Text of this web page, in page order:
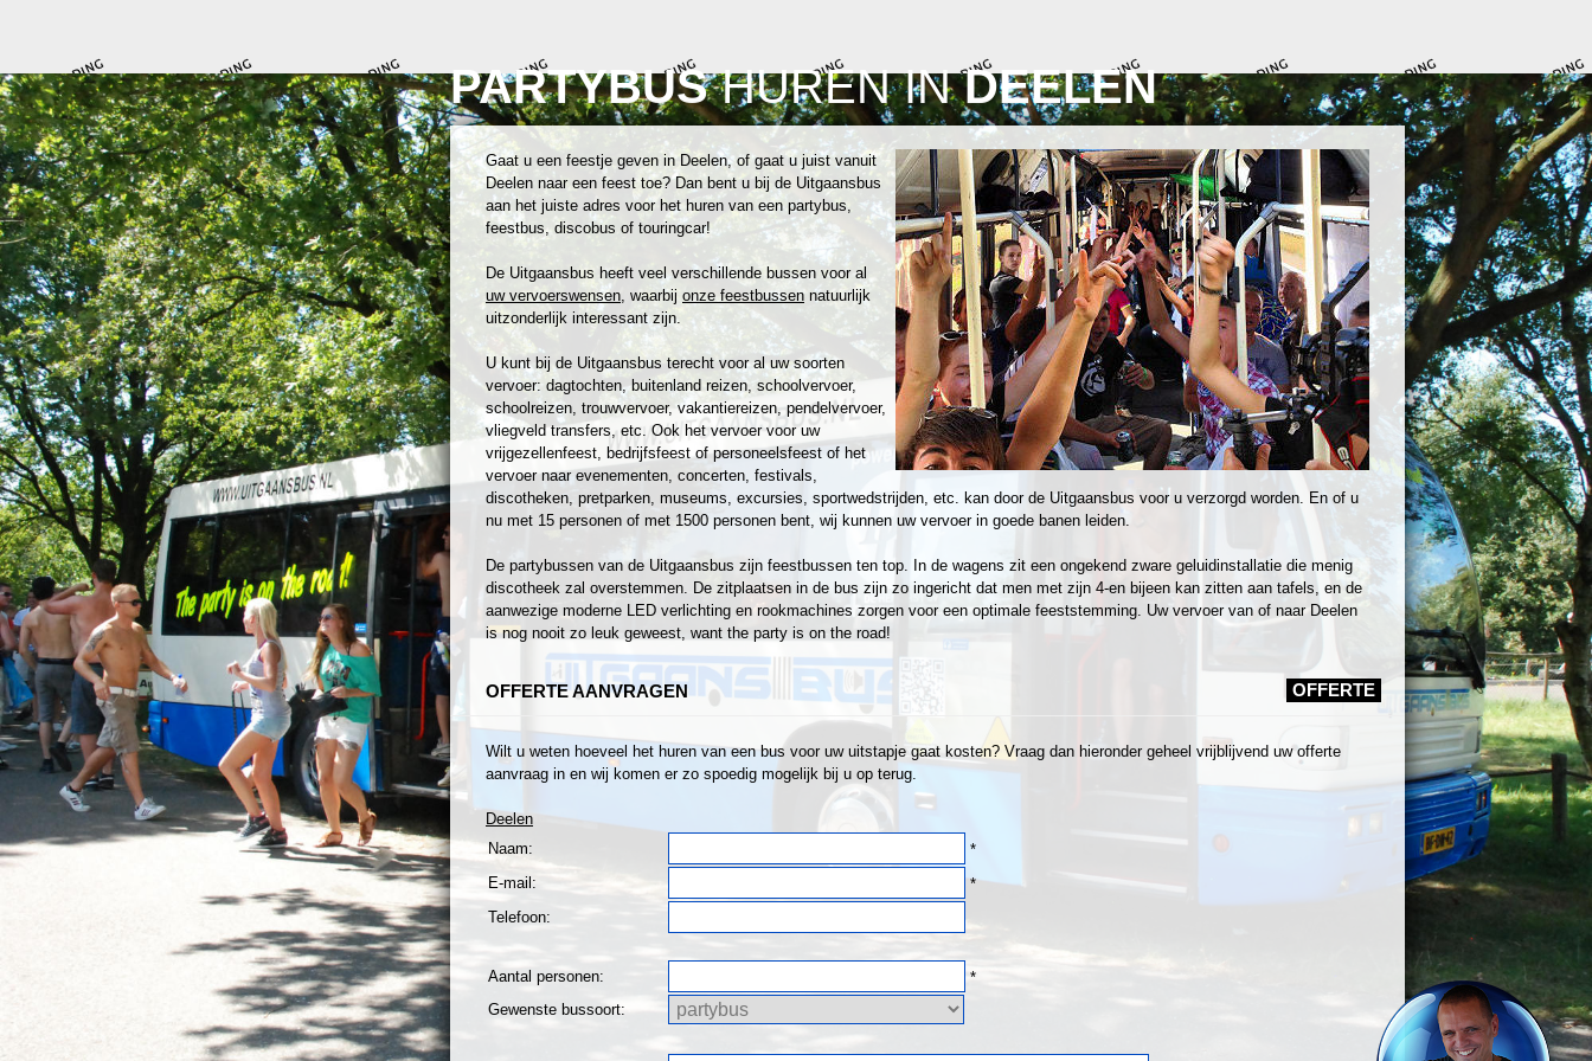
PARTYBUSHUREN INDEELEN
Gaat u een feestje geven in Deelen, of gaat u juist vanuit
Deelen naar een feest toe? Dan bent u bij de Uitgaansbus
aan het juiste adres voor het huren van een partybus,
feestbus, discobus of touringcar!
De Uitgaansbus heeft veel verschillende bussen voor al
uw vervoerswensen, waarbij onze feestbussen natuurlijk
uitzonderlijk interessant zijn.
U kunt bij de Uitgaansbus terecht voor al uw soorten
vervoer: dagtochten, buitenland reizen, schoolvervoer,
schoolreizen, trouwvervoer, vakantiereizen, pendelvervoer,
vliegveld transfers, etc. Ook het vervoer voor uw
vrijgezellenfeest, bedrijfsfeest of personeelsfeest of het
vervoer naar evenementen, concerten, festivals,
discotheken, pretparken, museums, excursies, sportwedstrijden, etc. kan door de Uitgaansbus voor u verzorgd worden. En of u
nu met 15 personen of met 1500 personen bent, wij kunnen uw vervoer in goede banen leiden.
De partybussen van de Uitgaansbus zijn feestbussen ten top. In de wagens zit een ongekend zware geluidinstallatie die menig
discotheek zal overstemmen. De zitplaatsen in de bus zijn zo ingericht dat men met zijn 4-en bijeen kan zitten aan tafels, en de
aanwezige moderne LED verlichting en rookmachines zorgen voor een optimale feeststemming. Uw vervoer van of naar Deelen
is nog nooit zo leuk geweest, want the party is on the road!
OFFERTE AANVRAGEN OFFERTE
Wilt u weten hoeveel het huren van een bus voor uw uitstapje gaat kosten? Vraag dan hieronder geheel vrijblijvend uw offerte
aanvraag in en wij komen er zo spoedig mogelijk bij u op terug.
Deelen
Naam:
*
E-mail:
*
Telefoon:
Aantal personen:
*
Gewenste bussoort: